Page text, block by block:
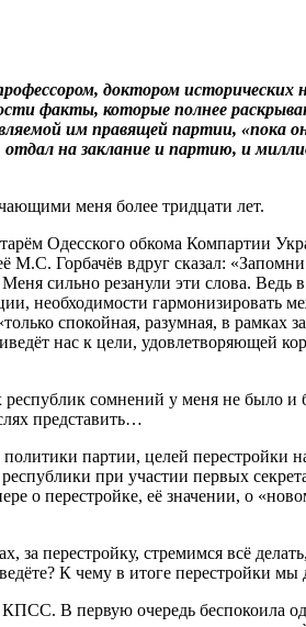
доктором
факты, которые полнее
им правящей партии, «пока
на заклание и партию, и
меня более тридцати лет.
Одесского обкома Компартии
М.С. Горбачёв вдруг сказал:
сильно резанули эти слова. Ведь
необходимости гармонизировать
спокойная, разумная, в рамках
нас к цели, удовлетворяющей
республик сомнений у меня не
представить…
партии, целей перестройки
при участии первых
о перестройке, её значении, о
перестройку, стремимся всё
К чему в итоге перестройки
В первую очередь беспокоила